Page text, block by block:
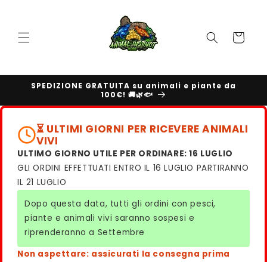
Carrello
SPEDIZIONE GRATUITA su animali e piante da
100€! 🚚🌿🐟
⏳ ULTIMI GIORNI PER RICEVERE ANIMALI
VIVI
ULTIMO GIORNO UTILE PER ORDINARE: 16 LUGLIO
GLI ORDINI EFFETTUATI ENTRO IL 16 LUGLIO PARTIRANNO
IL 21 LUGLIO
Dopo questa data, tutti gli ordini con pesci,
piante e animali vivi saranno sospesi e
riprenderanno a Settembre
Non aspettare: assicurati la consegna prima